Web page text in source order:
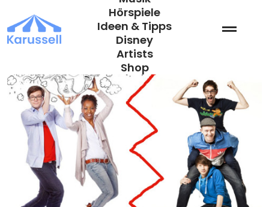
Inhalt
springen
Hörspiele
Ideen & Tipps
Disney
Artists
Shop